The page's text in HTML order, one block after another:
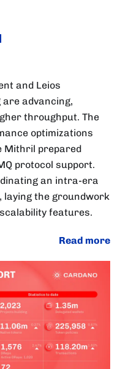
and Leios
advancing,
throughput. The
optimizations
Mithril prepared
protocol support.
an intra-era
laying the groundwork
features.
Read more